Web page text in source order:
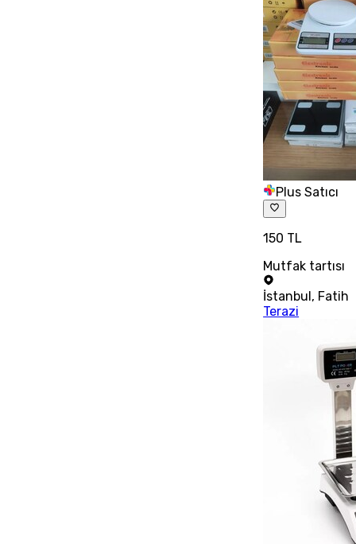
Plus Satıcı
150 TL
Mutfak tartısı
İstanbul, Fatih
Terazi